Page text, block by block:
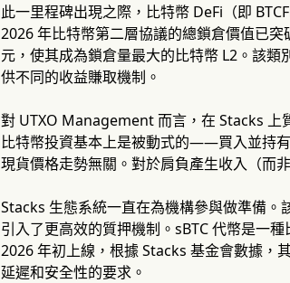
此一里程碑出現之際，比特幣 DeFi（即
2026 年比特幣第二層協議的總鎖倉價值已
元，使其成為鎖倉量最大的比特幣 L2。該
供不同的收益賺取機制。
對 UTXO Management 而言，在 Stacks 上
比特幣投資基本上是被動式的——買入並持
現貨價格走勢無關。對於肩負產生收入（而
Stacks 生態系統一直在為機構參與做準備
引入了更高效的質押機制。sBTC 代幣是一
2026 年初上線，根據 Stacks 基金會數據，
延遲和安全性的要求。